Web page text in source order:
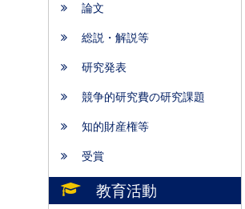
論文
総説・解説等
研究発表
競争的研究費の研究課題
知的財産権等
受賞
教育活動